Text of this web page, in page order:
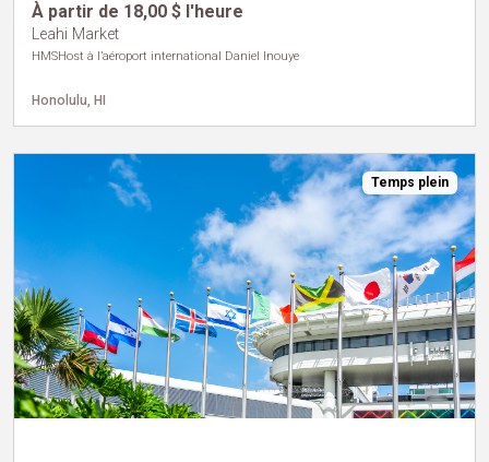
À partir de 18,00 $ l'heure
Leahi Market
HMSHost à l’aéroport international Daniel Inouye
Honolulu, HI
Temps plein